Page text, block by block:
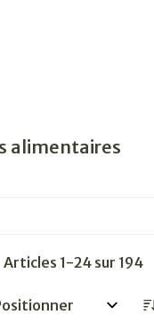
alimentaires
Articles 1-24sur 194
par: